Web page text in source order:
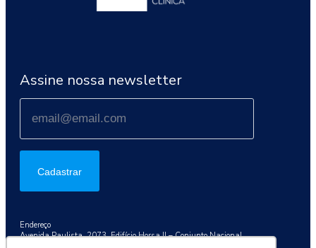
Assine nossa newsletter
Cadastrar
Endereço
Avenida Paulista, 2073, Edifício Horsa II – Conjunto Nacional